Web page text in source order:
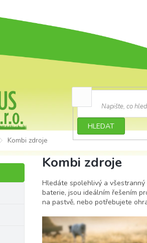
HLEDAT
Kombi zdroje
Kombi zdroje
Hledáte spolehlivý a všestranný
baterie, jsou ideálním řešením
na pastvě, nebo potřebujete